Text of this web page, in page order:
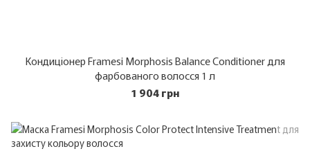
Кондиціонер Framesi Morphosis Balance Conditioner для
фарбованого волосся 1 л
1 904 грн